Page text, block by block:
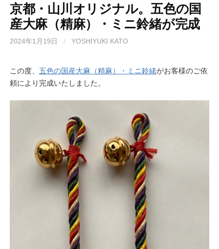
b
o
o
d
o
n
京都・山川オリジナル。五色の国
産大麻（精麻）・ミニ鈴緒が完成
2024年1月19日 / YOSHIYUKI KATO
この度、 五色の国産大麻（精麻）・ミニ鈴緒がお客様のご依
頼により完成いたしました。